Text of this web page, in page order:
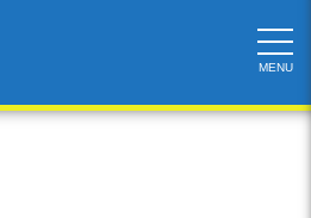
MENU